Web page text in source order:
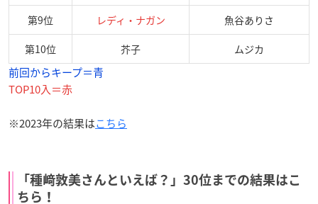
第9位 レディ・ナガン 魚谷ありさ
第10位 芥子 ムジカ
前回からキープ＝青
TOP10入＝赤
※2023年の結果はこちら
「種﨑敦美さんといえば？」30位までの結果はこ
ちら！